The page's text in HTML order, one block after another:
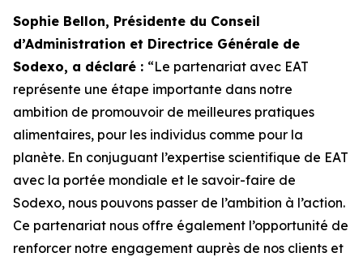
Sophie Bellon, Présidente du Conseil
d’Administration et Directrice Générale de
Sodexo, a déclaré : “Le partenariat avec EAT
représente une étape importante dans notre
ambition de promouvoir de meilleures pratiques
alimentaires, pour les individus comme pour la
planète. En conjuguant l’expertise scientifique de EAT
avec la portée mondiale et le savoir-faire de
Sodexo, nous pouvons passer de l’ambition à l’action.
Ce partenariat nous offre également l’opportunité de
renforcer notre engagement auprès de nos clients et